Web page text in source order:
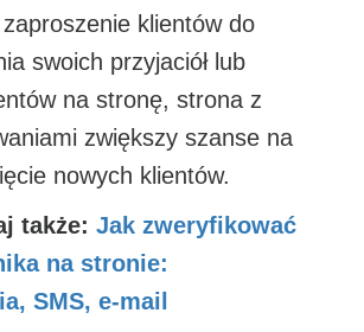
klientów do
swoich przyjaciół lub
na stronę, strona z
zwiększy szanse na
nowych klientów.
także: Jak zweryfikować
na stronie:
SMS, e-mail